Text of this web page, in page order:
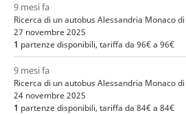
9 mesi fa
Ricerca di un autobus Alessandria Monaco
27 novembre 2025
1 partenze disponibili, tariffa da 96€ a 96€
9 mesi fa
Ricerca di un autobus Alessandria Monaco
24 novembre 2025
1 partenze disponibili, tariffa da 84€ a 84€